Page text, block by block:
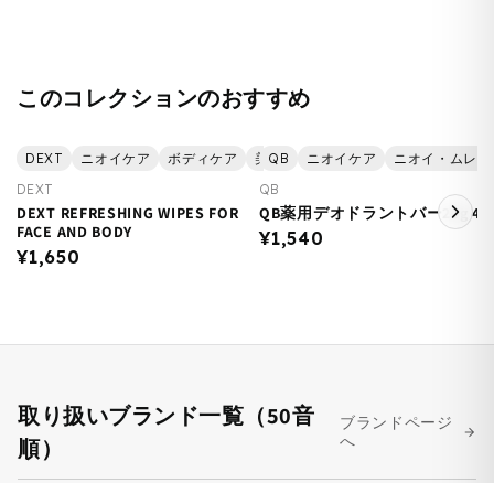
このコレクションのおすすめ
DEXT ニオイケア ボディケア
美容
DEXT
DEXT REFRESHING WIPES FOR
FACE AND BODY
¥1,650
QB ニオイケア
ニオイ・ムレケ
QB
QB薬用デオドラントバー20g
¥1,540
取り扱いブランド一覧（50音
順）
ブランドページ
へ